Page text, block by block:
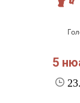
5